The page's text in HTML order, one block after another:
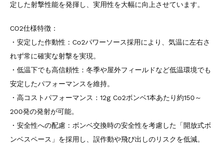
定した射撃性能を発揮し、実用性を大幅に向上させています。
CO2仕様特徴：
・安定した作動性：Co2パワーソース採用により、気温に左右さ
れず常に確実な射撃を実現。
・低温下でも高信頼性：冬季や屋外フィールドなど低温環境でも
安定したパフォーマンスを維持。
・高コストパフォーマンス：12g Co2ボンベ1本あたり約150～
200発の発射が可能。
・安全性への配慮：ボンベ交換時の安全性を考慮した「開放式ボ
ンベスペース」を採用し、誤作動や飛び出しのリスクを低減。